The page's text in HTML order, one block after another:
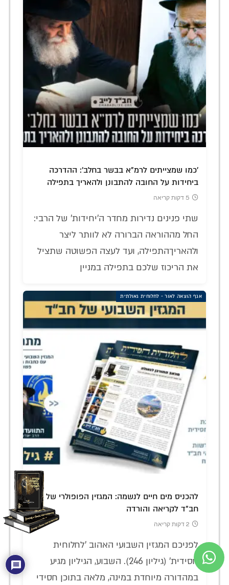
'כמו שמצייתים לרמ"א בבשר בחלב': ההדרכה
ביחידות על החובה להתבונן ולהאריך בתפילה
5 דקות קריאה
שתי פנינים נדירות מחדר ה'יחידות' של הרבי:
החל מההוראה הברורה לא לוותר ליצר
ולהאריךהתפילה, ועד לעצה הפשוטה שתציל
את הריכוז שלכם בתפילה במניין
אגף הוצאה לאור - לחלוחית גאולתית
להכניס מים חיים לנשמה: המגזין הפופולרי של
חב"ד לקריאה והורדה
2 דקות קריאה
לפניכם המגזין השבועי האהוב 'לחלוחית
חסידית' (גיליון 246). השבוע, הגיליון מגיע
במהדורה מיוחדת במינה, מלאה בתוכן חסידי